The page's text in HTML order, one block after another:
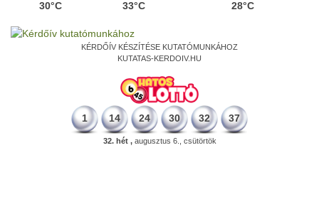
30°C 33°C 28°C
KÉRDŐÍV KÉSZÍTÉSE KUTATÓMUNKÁHOZ
KUTATAS-KERDOIV.HU
1 14 24 30 32 37
32. hét ,augusztus 6., csütörtök